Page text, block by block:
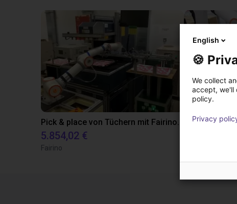
Pick & place von Tüchern mit Fairino FR 5 Roboter
5.854,02 €
Fairino
English
🍪
We collect
accept, we'll
policy.
Privacy